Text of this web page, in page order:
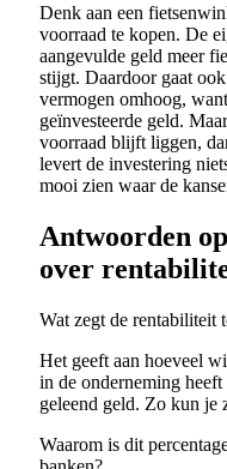
Denk aan een
voorraad te kopen. De
aangevulde geld meer
stijgt. Daardoor gaat
vermogen omhoog,
geïnvesteerde geld.
voorraad blijft liggen,
levert de investering
mooi zien waar de
Antwoorden
over
Wat zegt de rentabiliteit
Het geeft aan hoeveel
in de onderneming
geleend geld. Zo kun je
Waarom is dit